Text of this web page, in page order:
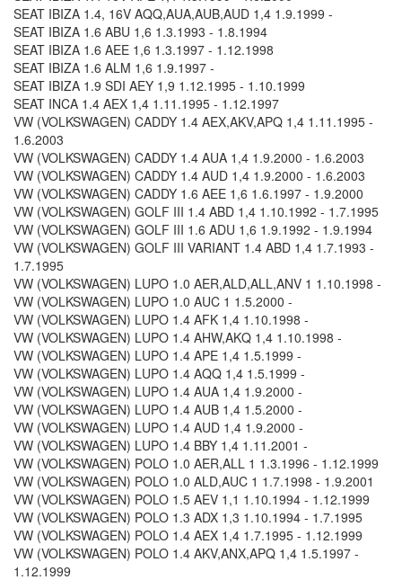
SEAT IBIZA 1.4, 16V AQQ,AUA,AUB,AUD 1,4 1.9.1999 -
SEAT IBIZA 1.6 ABU 1,6 1.3.1993 - 1.8.1994
SEAT IBIZA 1.6 AEE 1,6 1.3.1997 - 1.12.1998
SEAT IBIZA 1.6 ALM 1,6 1.9.1997 -
SEAT IBIZA 1.9 SDI AEY 1,9 1.12.1995 - 1.10.1999
SEAT INCA 1.4 AEX 1,4 1.11.1995 - 1.12.1997
VW (VOLKSWAGEN) CADDY 1.4 AEX,AKV,APQ 1,4 1.11.1995 -
1.6.2003
VW (VOLKSWAGEN) CADDY 1.4 AUA 1,4 1.9.2000 - 1.6.2003
VW (VOLKSWAGEN) CADDY 1.4 AUD 1,4 1.9.2000 - 1.6.2003
VW (VOLKSWAGEN) CADDY 1.6 AEE 1,6 1.6.1997 - 1.9.2000
VW (VOLKSWAGEN) GOLF III 1.4 ABD 1,4 1.10.1992 - 1.7.1995
VW (VOLKSWAGEN) GOLF III 1.6 ADU 1,6 1.9.1992 - 1.9.1994
VW (VOLKSWAGEN) GOLF III VARIANT 1.4 ABD 1,4 1.7.1993 -
1.7.1995
VW (VOLKSWAGEN) LUPO 1.0 AER,ALD,ALL,ANV 1 1.10.1998 -
VW (VOLKSWAGEN) LUPO 1.0 AUC 1 1.5.2000 -
VW (VOLKSWAGEN) LUPO 1.4 AFK 1,4 1.10.1998 -
VW (VOLKSWAGEN) LUPO 1.4 AHW,AKQ 1,4 1.10.1998 -
VW (VOLKSWAGEN) LUPO 1.4 APE 1,4 1.5.1999 -
VW (VOLKSWAGEN) LUPO 1.4 AQQ 1,4 1.5.1999 -
VW (VOLKSWAGEN) LUPO 1.4 AUA 1,4 1.9.2000 -
VW (VOLKSWAGEN) LUPO 1.4 AUB 1,4 1.5.2000 -
VW (VOLKSWAGEN) LUPO 1.4 AUD 1,4 1.9.2000 -
VW (VOLKSWAGEN) LUPO 1.4 BBY 1,4 1.11.2001 -
VW (VOLKSWAGEN) POLO 1.0 AER,ALL 1 1.3.1996 - 1.12.1999
VW (VOLKSWAGEN) POLO 1.0 ALD,AUC 1 1.7.1998 - 1.9.2001
VW (VOLKSWAGEN) POLO 1.5 AEV 1,1 1.10.1994 - 1.12.1999
VW (VOLKSWAGEN) POLO 1.3 ADX 1,3 1.10.1994 - 1.7.1995
VW (VOLKSWAGEN) POLO 1.4 AEX 1,4 1.7.1995 - 1.12.1999
VW (VOLKSWAGEN) POLO 1.4 AKV,ANX,APQ 1,4 1.5.1997 -
1.12.1999